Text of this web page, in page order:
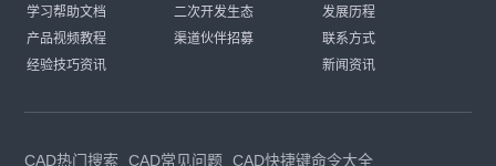
学习帮助文档
产品视频教程
经验技巧资讯
二次开发生态
渠道伙伴招募
发展历程
联系方式
新闻资讯
CAD热门搜索 CAD常见问题 CAD快捷键命令大全